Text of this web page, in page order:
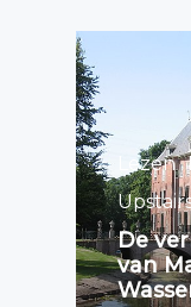
Lezen
De
van